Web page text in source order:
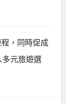
場 新
施公共
，同時促成
元旅遊選